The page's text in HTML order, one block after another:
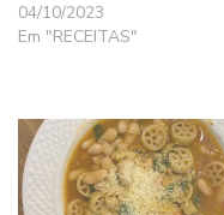
04/10/2023
Em "RECEITAS"